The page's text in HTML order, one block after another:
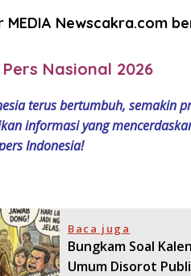
Newscakra.com
Nasional 2026
terus bertumbuh, semakin
informasi yang
Indonesia!
Baca juga
Bungkam Soal
Umum Disorot